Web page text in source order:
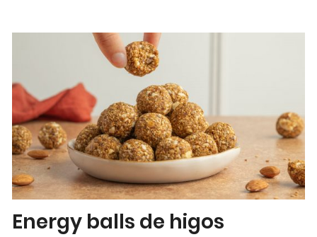
Energy balls de higos